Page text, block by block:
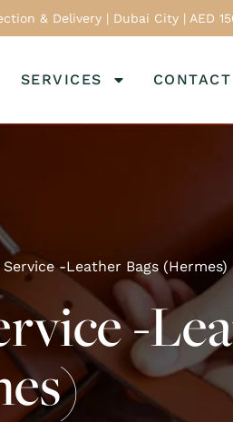
& Delivery | Dubai City | AED
SERVICES
-Leather Bags (Hermes)
-